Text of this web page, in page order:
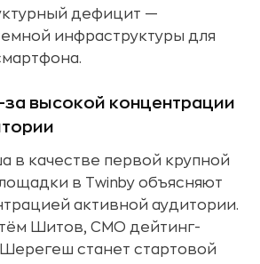
дефицит —
инфраструктуры для
высокой концентрации
в качестве первой крупной
в Twinby объясняют
активной аудитории.
Шитов, CMO дейтинг-
станет стартовой